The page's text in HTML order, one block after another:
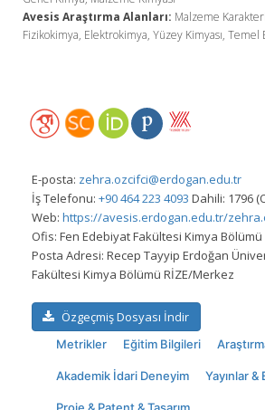
Avesis Araştırma Alanları: Malzeme
Fizikokimya, Elektrokimya, Yüzey Kimyası,
E-posta: zehra.ozcifci@erdogan.edu.tr
İş Telefonu: +90 464 223 4093 Dahili: 1796
Web: https://avesis.erdogan.edu.tr/
Ofis: Fen Edebiyat Fakültesi Kimya Bölümü
Posta Adresi: Recep Tayyip Erdoğan
Fakültesi Kimya Bölümü RİZE/Merkez
Özgeçmiş Dosyası İndir
Metrikler Eğitim Bilgileri
Akademik İdari Deneyim Yayınlar &